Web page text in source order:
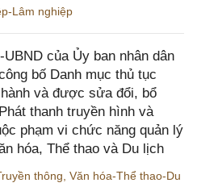
Lâm nghiệp
của Ủy ban nhân dân
bố Danh mục thủ tục
và được sửa đổi, bổ
thanh truyền hình và
phạm vi chức năng quản lý
hóa, Thể thao và Du lịch
thông Văn hóa-Thể thao-Du